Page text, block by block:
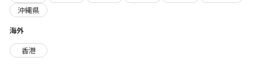
沖縄県
海外
香港